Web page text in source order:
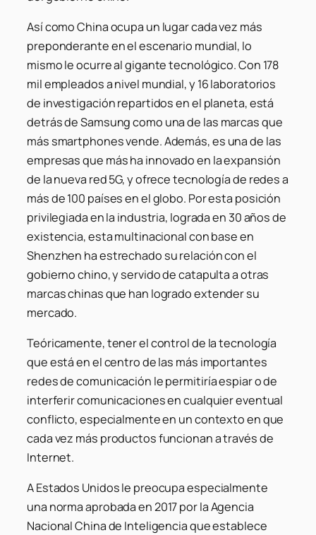
Así como China ocupa un lugar cada vez más
preponderante en el escenario mundial, lo
mismo le ocurre al gigante tecnológico. Con 178
mil empleados a nivel mundial, y 16 laboratorios
de investigación repartidos en el planeta, está
detrás de Samsung como una de las marcas que
más smartphones vende. Además, es una de las
empresas que más ha innovado en la expansión
de la nueva red 5G, y ofrece tecnología de redes a
más de 100 países en el globo. Por esta posición
privilegiada en la industria, lograda en 30 años de
existencia, esta multinacional con base en
Shenzhen ha estrechado su relación con el
gobierno chino, y servido de catapulta a otras
marcas chinas que han logrado extender su
mercado.
Teóricamente, tener el control de la tecnología
que está en el centro de las más importantes
redes de comunicación le permitiría espiar o de
interferir comunicaciones en cualquier eventual
conflicto, especialmente en un contexto en que
cada vez más productos funcionan a través de
Internet.
A Estados Unidos le preocupa especialmente
una norma aprobada en 2017 por la Agencia
Nacional China de Inteligencia que establece